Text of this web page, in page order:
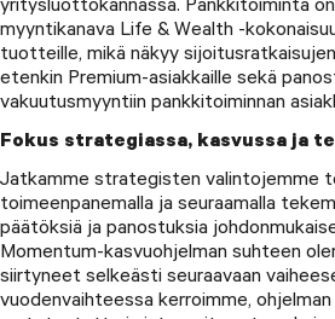
yritysluottokannassa. Pankkitoiminta
myyntikanava Life & Wealth -
tuotteille, mikä näkyy
etenkin Premium-asiakkaille sekä
vakuutusmyyntiin pankkitoiminnan
Fokus strategiassa, kasvussa ja
Jatkamme strategisten valintojemme
toimeenpanemalla ja seuraamalla
päätöksiä ja panostuksia
Momentum-kasvuohjelman suhteen
siirtyneet selkeästi seuraavaan
vuodenvaihteessa kerroimme,